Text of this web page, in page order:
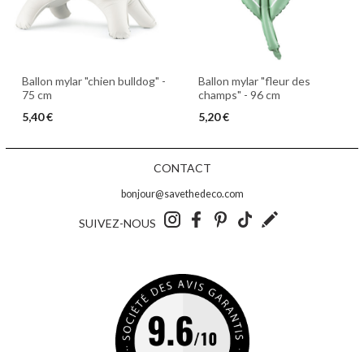
Ballon mylar "chien bulldog" -
75 cm
5,40 €
Ballon mylar "fleur des
champs" - 96 cm
5,20 €
CONTACT
bonjour@savethedeco.com
SUIVEZ-NOUS